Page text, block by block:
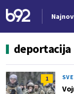
deportacija
1